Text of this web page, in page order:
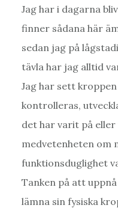
Jag har i dagarna
finner sådana här
sedan jag på
tävla har jag alltid
Jag har sett
kontrolleras,
det har varit på
medvetenheten om
funktionsduglighet
Tanken på att uppnå
lämna sin fysiska